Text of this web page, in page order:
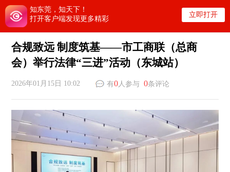
知东莞，知天下！
打开客户端发现更多精彩
立即打开
合规致远 制度筑基——市工商联（总商
会）举行法律“三进”活动（东城站）
2026年01月15日 10:02 有0人参与0条评论